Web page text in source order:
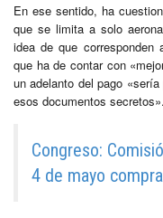
En ese sentido, ha
que se limita a solo
idea de que
que ha de contar con
un adelanto del pago
esos documentos secretos».
Congreso:
4 de mayo